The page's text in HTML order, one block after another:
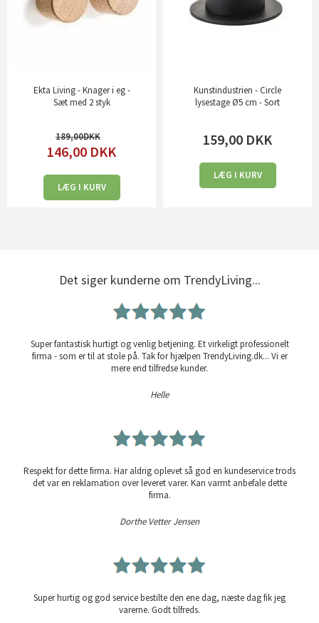
Ekta Living - Knager i eg -
Sæt med 2 styk
189,00
146,00 DKK
LÆG I KURV
Kunstindustrien - Circle
lysestage Ø5 cm - Sort
159,00 DKK
LÆG I KURV
Det siger kunderne om TrendyLiving...
Super fantastisk hurtigt og venlig betjening. Et virkeligt professionelt
firma - som er til at stole på. Tak for hjælpen TrendyLiving.dk... Vi er
mere end tilfredse kunder.
Helle
Respekt for dette firma. Har aldrig oplevet så god en kundeservice trods
det var en reklamation over leveret varer. Kan varmt anbefale dette
firma.
Dorthe Vetter Jensen
Super hurtig og god service bestilte den ene dag, næste dag fik jeg
varerne. Godt tilfreds.